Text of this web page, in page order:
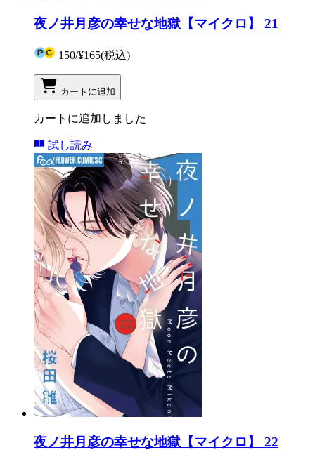
夜ノ井月彦の幸せな地獄【マイクロ】 21
150/¥165(税込)
カートに追加
カートに追加しました
試し読み
夜ノ井月彦の幸せな地獄【マイクロ】 22